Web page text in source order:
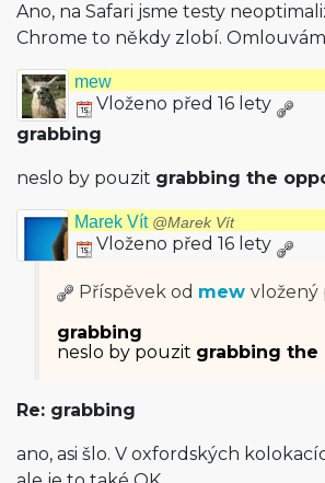
Ano, na Safari jsme testy
Chrome to někdy zlobí.
mew
Vloženo před 16 lety
grabbing
neslo by pouzit grabbing the
Marek Vít @Marek Vít
Vloženo před 16 lety
Příspěvek od mew vložený
grabbing
neslo by pouzit grabbing
Re: grabbing
ano, asi šlo. V oxfordských